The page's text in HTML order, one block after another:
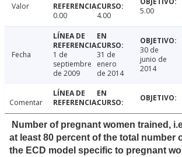
Valor
0.00
4.00 5.00
Fecha
1 de
septiembre
de 2009
31 de
enero
de 2014
30 de
junio de
2014
Comentar
Number of pregnant women trained,
at least 80 percent of the total number
the ECD model specific to pregnant